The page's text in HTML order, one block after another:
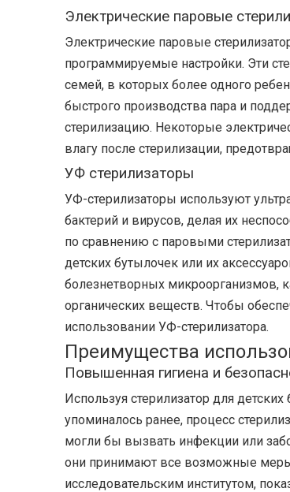
Электрические паровые
Электрические паровые
программируемые настройки. Эти
семей, в которых более одного
быстрого производства пара и
стерилизацию. Некоторые
влагу после стерилизации,
УФ стерилизаторы
УФ-стерилизаторы используют
бактерий и вирусов, делая их
по сравнению с паровыми
детских бутылочек или их
болезнетворных микроорганизмов,
органических веществ. Чтобы
использовании УФ-стерилизатора.
Преимущества
Повышенная гигиена и
Используя стерилизатор для
упоминалось ранее, процесс
могли бы вызвать инфекции или
они принимают все возможные меры
исследовательским институтом,